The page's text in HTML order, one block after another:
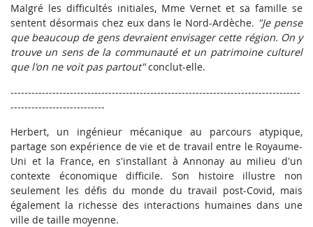
Malgré les difficultés initiales, Mme Vernet et sa famille se
sentent désormais chez eux dans le Nord-Ardèche. "Je pense
que beaucoup de gens devraient envisager cette région. On y
trouve un sens de la communauté et un patrimoine culturel
que l'on ne voit pas partout"conclut-elle.
-----------------------------------------------------------------------------------
---------------------------
Herbert, un ingénieur mécanique au parcours atypique,
partage son expérience de vie et de travail entre le Royaume-
Uni et la France, en s'installant à Annonay au milieu d'un
contexte économique difficile. Son histoire illustre non
seulement les défis du monde du travail post-Covid, mais
également la richesse des interactions humaines dans une
ville de taille moyenne.